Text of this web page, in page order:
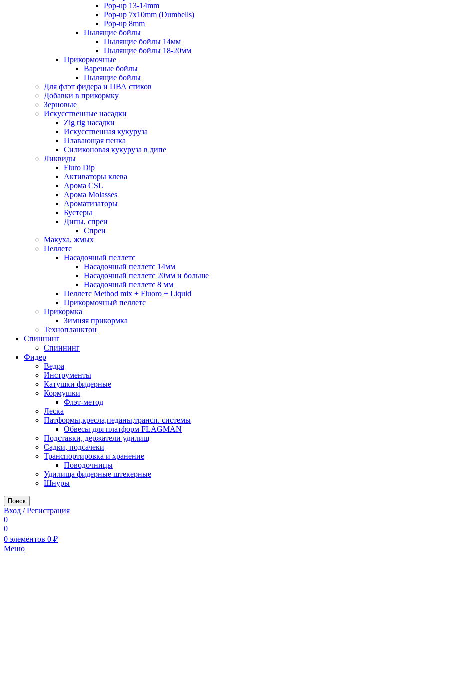
Pop-up 13-14mm
Pop-up 7x10mm (Dumbells)
Pop-up 8mm
Пылящие бойлы
Пылящие бойлы 14мм
Пылящие бойлы 18-20мм
Прикормочные
Вареные бойлы
Пылящие бойлы
Для флэт фидера и ПВА стиков
Добавки в прикормку
Зерновые
Искусственные насадки
Zig rig насадки
Искусственная кукуруза
Плавающая пенка
Силиконовая кукуруза в дипе
Ликвиды
Fluro Dip
Активаторы клева
Арома CSL
Арома Molasses
Ароматизаторы
Бустеры
Дипы, спреи
Спреи
Макуха, жмых
Пеллетс
Насадочный пеллетс
Насадочный пеллетс 14мм
Насадочный пеллетс 20мм и больше
Насадочный пеллетс 8 мм
Пеллетс Method mix + Fluoro + Liquid
Прикормочный пеллетс
Прикормка
Зимняя прикормка
Технопланктон
Спиннинг
Спиннинг
Фидер
Ведра
Инструменты
Катушки фидерные
Кормушки
Флэт-метод
Леска
Патформы,кресла,педаны,трансп. системы
Обвесы для платформ FLAGMAN
Подставки, держатели удилищ
Садки, подсачеки
Транспортировка и хранение
Поводочницы
Удилища фидерные штекерные
Шнуры
Поиск
Вход / Регистрация
0
0
0 элементов 0 ₽
Меню